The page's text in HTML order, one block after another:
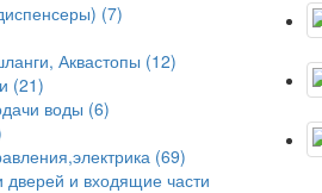
(7)
Аквастопы (12)
(21)
воды (6)
(69)
дверей и входящие части